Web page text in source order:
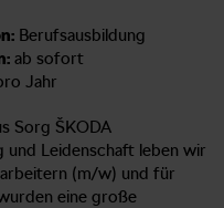
Berufsausbildung
ab sofort
Jahr
Sorg ŠKODA
und Leidenschaft leben wir
(m/w) und für
eine große